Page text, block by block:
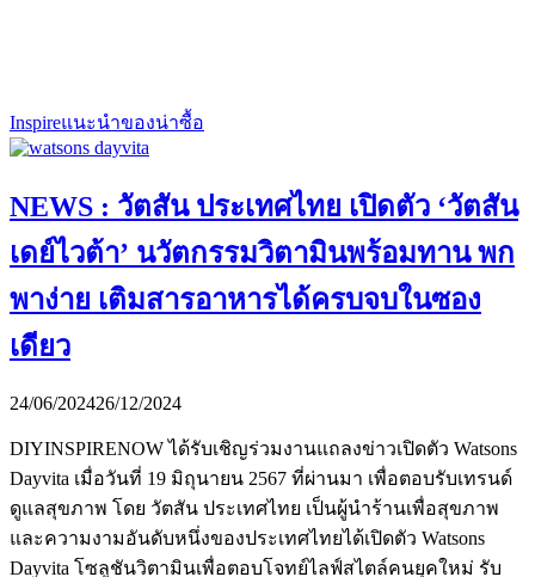
Inspireแนะนำของน่าซื้อ
NEWS : วัตสัน ประเทศไทย เปิดตัว ‘วัตสัน
เดย์ไวต้า’ นวัตกรรมวิตามินพร้อมทาน พก
พาง่าย เติมสารอาหารได้ครบจบในซอง
เดียว
24/06/202426/12/2024
DIYINSPIRENOW ได้รับเชิญร่วมงานแถลงข่าวเปิดตัว Watsons
Dayvita เมื่อวันที่ 19 มิถุนายน 2567 ที่ผ่านมา เพื่อตอบรับเทรนด์
ดูแลสุขภาพ โดย วัตสัน ประเทศไทย เป็นผู้นำร้านเพื่อสุขภาพ
และความงามอันดับหนึ่งของประเทศไทยได้เปิดตัว Watsons
Dayvita โซลูชันวิตามินเพื่อตอบโจทย์ไลฟ์สไตล์คนยุคใหม่ รับ